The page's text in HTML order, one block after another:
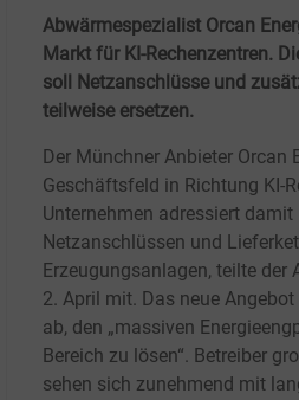
Abwärmespezialist Orcan
Markt für KI-Rechenzentren.
soll Netzanschlüsse und
teilweise ersetzen.
Der Münchner Anbieter Orcan
Geschäftsfeld in Richtung KI-
Unternehmen adressiert damit
Netzanschlüssen und
Erzeugungsanlagen, teilte
2. April mit. Das neue
ab, den „massiven
Bereich zu lösen“. Betreiber
sehen sich zunehmend mit